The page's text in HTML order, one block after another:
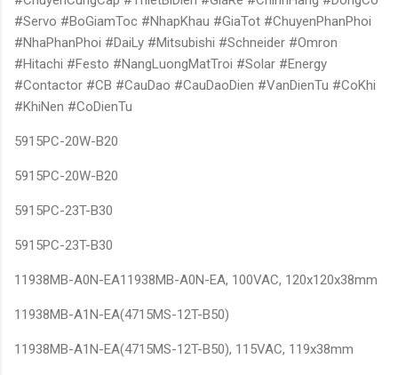
#Servo #BoGiamToc #NhapKhau #GiaTot #ChuyenPhanPhoi
#NhaPhanPhoi #DaiLy #Mitsubishi #Schneider #Omron
#Hitachi #Festo #NangLuongMatTroi #Solar #Energy
#Contactor #CB #CauDao #CauDaoDien #VanDienTu #CoKhi
#KhiNen #CoDienTu
5915PC-20W-B20
5915PC-20W-B20
5915PC-23T-B30
5915PC-23T-B30
11938MB-A0N-EA11938MB-A0N-EA, 100VAC, 120x120x38mm
11938MB-A1N-EA(4715MS-12T-B50)
11938MB-A1N-EA(4715MS-12T-B50), 115VAC, 119x38mm